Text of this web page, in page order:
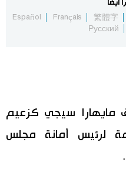
أيضاً
繁體字
Français
Español
Русский
مايهارا سيجي كزعيم
لرئيس أمانة مجلس